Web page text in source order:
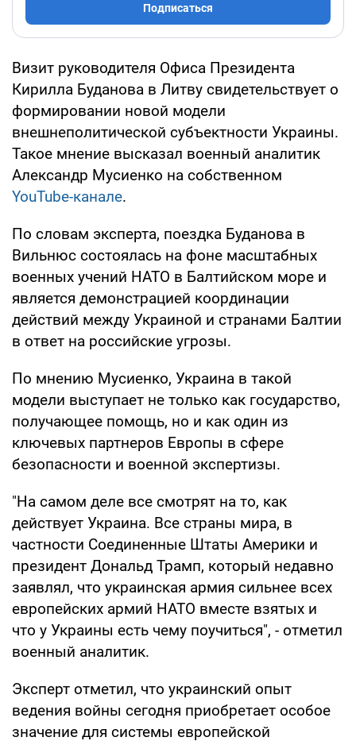
Подписаться
Визит руководителя Офиса Президента
Кирилла Буданова в Литву свидетельствует о
формировании новой модели
внешнеполитической субъектности Украины.
Такое мнение высказал военный аналитик
Александр Мусиенко на собственном
YouTube-канале.
По словам эксперта, поездка Буданова в
Вильнюс состоялась на фоне масштабных
военных учений НАТО в Балтийском море и
является демонстрацией координации
действий между Украиной и странами Балтии
в ответ на российские угрозы.
По мнению Мусиенко, Украина в такой
модели выступает не только как государство,
получающее помощь, но и как один из
ключевых партнеров Европы в сфере
безопасности и военной экспертизы.
"На самом деле все смотрят на то, как
действует Украина. Все страны мира, в
частности Соединенные Штаты Америки и
президент Дональд Трамп, который недавно
заявлял, что украинская армия сильнее всех
европейских армий НАТО вместе взятых и
что у Украины есть чему поучиться", - отметил
военный аналитик.
Эксперт отметил, что украинский опыт
ведения войны сегодня приобретает особое
значение для системы европейской